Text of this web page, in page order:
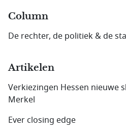
Column
De rechter, de politiek & de
Artikelen
Verkiezingen Hessen nieuwe
Merkel
Ever closing edge